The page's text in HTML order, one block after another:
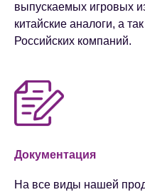
выпускаемых игровых
китайские аналоги​, а
Российских компаний.
Документация
На все виды нашей